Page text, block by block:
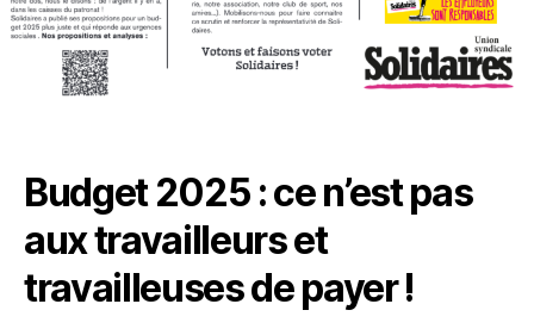
Budget 2025 : ce n’est pas
aux travailleurs et
travailleuses de payer !